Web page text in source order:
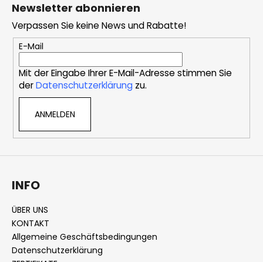
e
r
e
l
e
m
e
d
e
e
Newsletter abonnieren
Verpassen Sie keine News und Rabatte!
E-Mail
Mit der Eingabe Ihrer E-Mail-Adresse stimmen Sie
derDatenschutzerklärungzu.
ANMELDEN
INFO
ÜBER UNS
KONTAKT
Allgemeine Geschäftsbedingungen
Datenschutzerklärung